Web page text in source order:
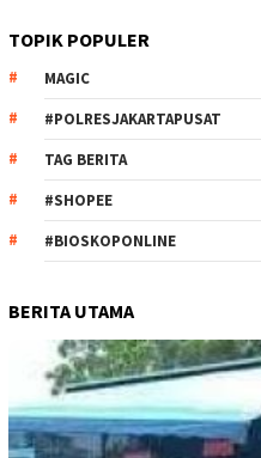
TOPIK POPULER
MAGIC
#POLRESJAKARTAPUSAT
TAG BERITA
#SHOPEE
#BIOSKOPONLINE
BERITA UTAMA